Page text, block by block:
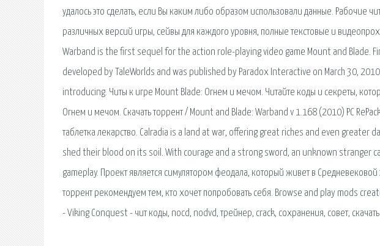
удалось это сделать, если Вы каким либо образом использовали данные. Рабочие
различных версий игры, сейвы для каждого уровня, полные текстовые и
Warband is the first sequel for the action role-playing video game Mount and Blade.
developed by TaleWorlds and was published by Paradox Interactive on March 30,
introducing. Читы к игре Mount Blade: Огнем и мечом. Читайте коды и секреты,
Огнем и мечом. Скачать торрент / Mount and Blade: Warband v 1.168 (2010) PC
таблетка лекарство. Calradia is a land at war, offering great riches and even
shed their blood on its soil. With courage and a strong sword, an unknown stranger
gameplay. Проект является симулятором феодала, который живет в
торрент рекомендуем тем, кто хочет попробовать себя. Browse and play mods
- Viking Conquest - чит коды, nocd, nodvd, трейнер, crack, сохранения, совет,